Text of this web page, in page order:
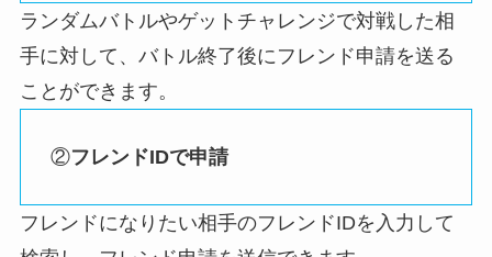
ランダムバトルやゲットチャレンジで対戦した相
手に対して、バトル終了後にフレンド申請を送る
ことができます。
②フレンドIDで申請
フレンドになりたい相手のフレンドIDを入力して